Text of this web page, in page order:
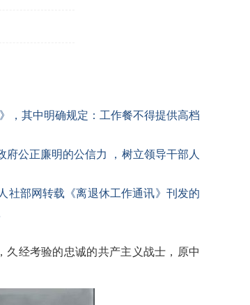
，其中明确规定：工作餐不得提供高档
公正廉明的公信力 ，树立领导干部人
社部网转载《离退休工作通讯》刊发的
经考验的忠诚的共产主义战士，原中